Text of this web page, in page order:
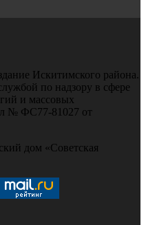
Искитимского района.
по надзору в сфере
и массовых
№ ФС77-81027 от
дом «Советская